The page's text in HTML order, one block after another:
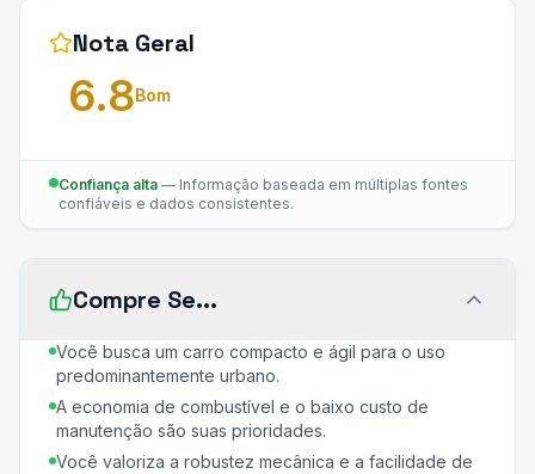
Nota Geral
6.8Bom
Confiança alta — Informação baseada em múltiplas fontes
confiáveis e dados consistentes.
Compre Se...
Você busca um carro compacto e ágil para o uso
predominantemente urbano.
A economia de combustível e o baixo custo de
manutenção são suas prioridades.
Você valoriza a robustez mecânica e a facilidade de